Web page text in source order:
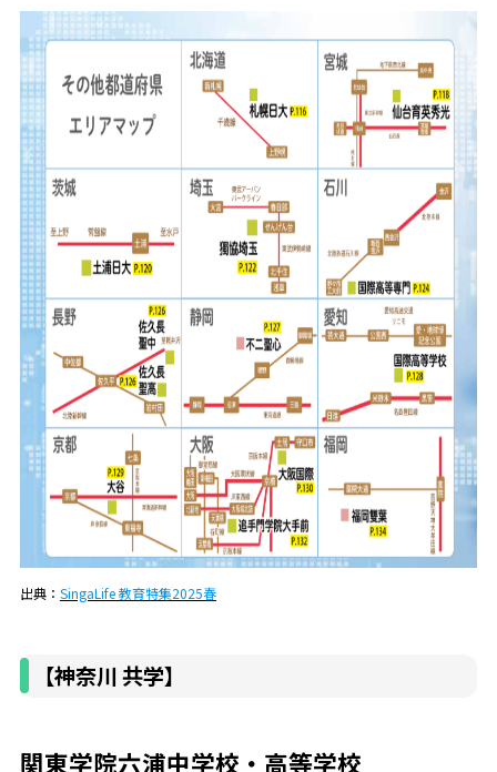
出典： SingaLife 教育特集2025春
【神奈川 共学】
関東学院六浦中学校・高等学校